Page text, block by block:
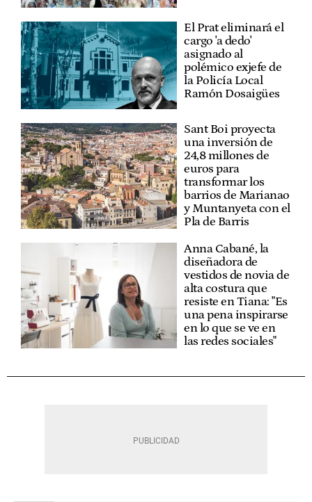
El Prat eliminará el
cargo 'a dedo'
asignado al
polémico exjefe de
la Policía Local
Ramón Dosaigües
Sant Boi proyecta
una inversión de
24,8 millones de
euros para
transformar los
barrios de Marianao
y Muntanyeta con el
Pla de Barris
Anna Cabané, la
diseñadora de
vestidos de novia de
alta costura que
resiste en Tiana: "Es
una pena inspirarse
en lo que se ve en
las redes sociales"